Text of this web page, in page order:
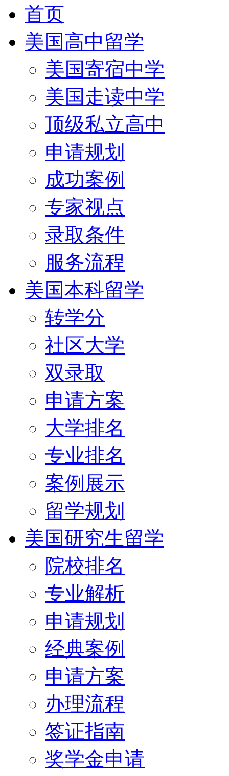
首页
美国高中留学
美国寄宿中学
美国走读中学
顶级私立高中
申请规划
成功案例
专家视点
录取条件
服务流程
美国本科留学
转学分
社区大学
双录取
申请方案
大学排名
专业排名
案例展示
留学规划
美国研究生留学
院校排名
专业解析
申请规划
经典案例
申请方案
办理流程
签证指南
奖学金申请